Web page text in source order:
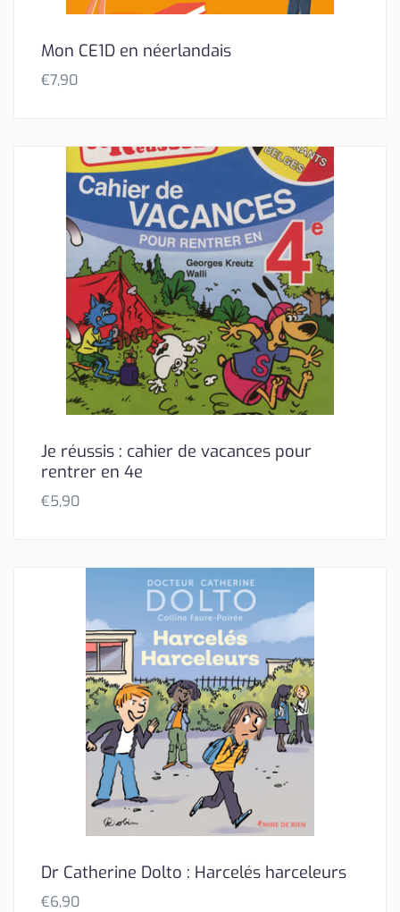
Mon CE1D en néerlandais
€7,90
Je réussis : cahier de vacances pour
rentrer en 4e
€5,90
Dr Catherine Dolto : Harcelés harceleurs
€6,90